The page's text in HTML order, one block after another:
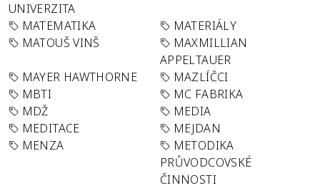
UNIVERZITA
MATEMATIKA
MATERIÁLY
MATOUŠ VINŠ
MAXMILLIAN
APPELTAUER
MAYER HAWTHORNE
MAZLÍČCI
MBTI
MC FABRIKA
MDŽ
MEDIA
MEDITACE
MEJDAN
MENZA
METODIKA
PRŮVODCOVSKÉ
ČINNOSTI